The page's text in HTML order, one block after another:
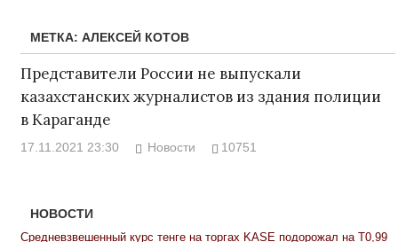
МЕТКА: АЛЕКСЕЙ КОТОВ
Представители России не выпускали
казахстанских журналистов из здания полиции
в Караганде
17.11.2021 23:30 Новости 10751
НОВОСТИ
Средневзвешенный курс тенге на торгах KASE подорожал на Т0,99